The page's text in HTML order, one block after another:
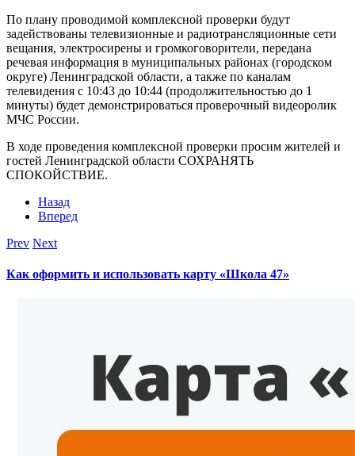
По плану проводимой комплексной проверки будут
задействованы телевизионные и радиотрансляционные сети
вещания, электросирены и громкоговорители, передана
речевая информация в муниципальных районах (городском
округе) Ленинградской области, а также по каналам
телевидения с 10:43 до 10:44 (продолжительностью до 1
минуты) будет демонстрироваться проверочный видеоролик
МЧС России.
В ходе проведения комплексной проверки просим жителей и
гостей Ленинградской области СОХРАНЯТЬ
СПОКОЙСТВИЕ.
Назад
Вперед
Prev Next
Как оформить и использовать карту «Школа 47»